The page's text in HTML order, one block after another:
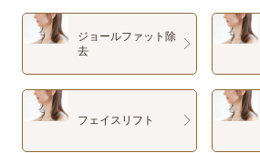
ジョールファット除
去
フェイスリフト